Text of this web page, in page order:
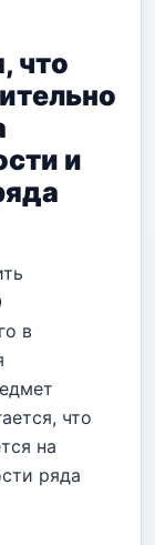
что
и
в
что
на
ряда